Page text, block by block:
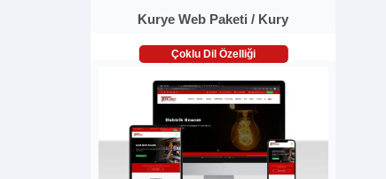
Kurye Web Paketi / Kury
Çoklu Dil Özelliği